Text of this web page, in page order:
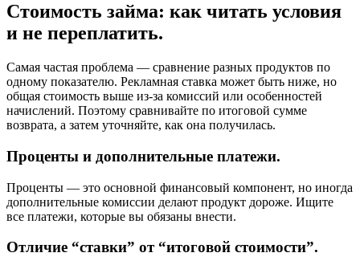
Стоимость займа: как читать условия
и не переплатить.
Самая частая проблема — сравнение разных продуктов по
одному показателю. Рекламная ставка может быть ниже, но
общая стоимость выше из-за комиссий или особенностей
начислений. Поэтому сравнивайте по итоговой сумме
возврата, а затем уточняйте, как она получилась.
Проценты и дополнительные платежи.
Проценты — это основной финансовый компонент, но иногда
дополнительные комиссии делают продукт дороже. Ищите
все платежи, которые вы обязаны внести.
Отличие “ставки” от “итоговой стоимости”.